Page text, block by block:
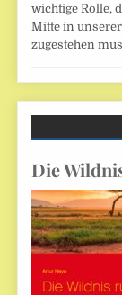
wichtige Rolle,
Mitte in
zugestehen
Die